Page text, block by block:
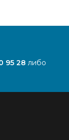
95 28 либо